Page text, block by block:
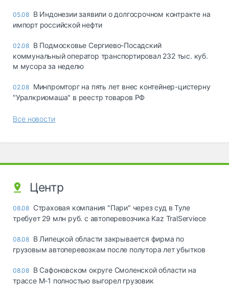
05.08 В Индонезии заявили о долгосрочном контракте на
импорт российской нефти
02.08 В Подмосковье Сергиево-Посадский
коммунальный оператор транспортировал 232 тыс. куб.
м мусора за неделю
02.08 Минпромторг на пять лет внес контейнер-цистерну
"Уралкриомаша" в реестр товаров РФ
Все новости
Центр
08.08 Страховая компания "Пари" через суд в Туле
требует 29 млн руб. с автоперевозчика Kaz TralServiece
08.08 В Липецкой области закрывается фирма по
грузовым автоперевозкам после полутора лет убытков
08.08 В Сафоновском округе Смоленской области на
трассе М-1 полностью выгорел грузовик